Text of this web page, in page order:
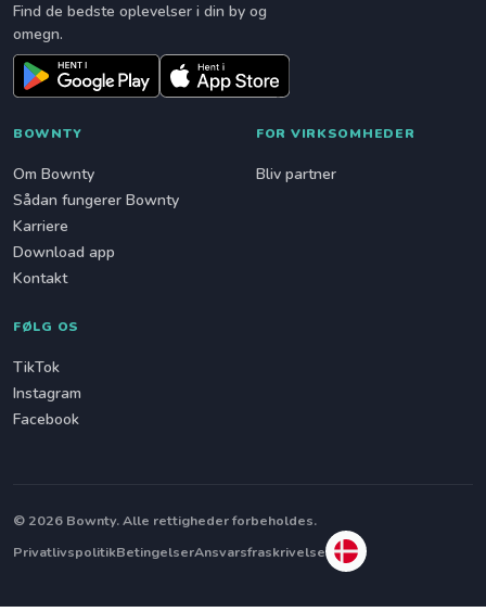
Find de bedste oplevelser i din by og
omegn.
BOWNTY
Om Bownty
Sådan fungerer Bownty
Karriere
Download app
Kontakt
FOR VIRKSOMHEDER
Bliv partner
FØLG OS
TikTok
Instagram
Facebook
© 2026 Bownty. Alle rettigheder forbeholdes.
PrivatlivspolitikBetingelserAnsvarsfraskrivelse